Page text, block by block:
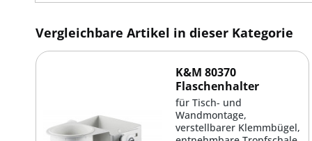
Vergleichbare Artikel in dieser Kategorie
K&M 80370
Flaschenhalter
für Tisch- und
Wandmontage,
verstellbarer Klemmbügel,